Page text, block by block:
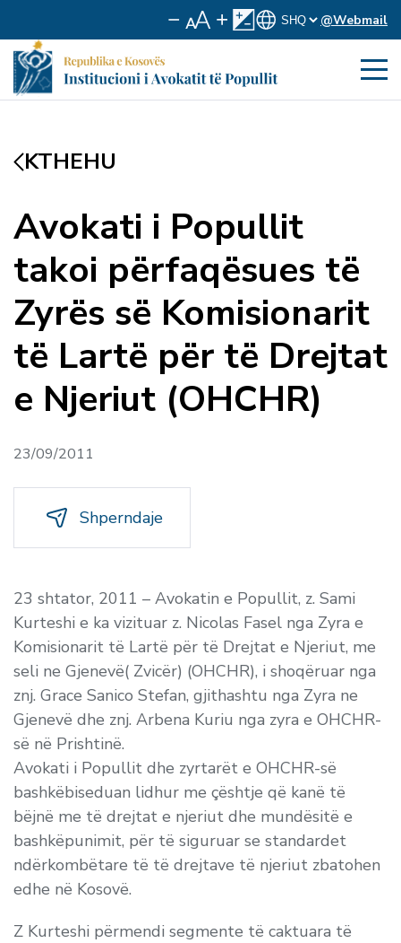
@Webmail
KTHEHU
Avokati i Popullit
takoi përfaqësues të
Zyrës së Komisionarit
të Lartë për të Drejtat
e Njeriut (OHCHR)
23/09/2011
Shperndaje
23 shtator, 2011 – Avokatin e Popullit, z. Sami
Kurteshi e ka vizituar z. Nicolas Fasel nga Zyra e
Komisionarit të Lartë për të Drejtat e Njeriut, me
seli ne Gjenevë( Zvicër) (OHCHR), i shoqëruar nga
znj. Grace Sanico Stefan, gjithashtu nga Zyra ne
Gjenevë dhe znj. Arbena Kuriu nga zyra e OHCHR-
së në Prishtinë.
Avokati i Popullit dhe zyrtarët e OHCHR-së
bashkëbiseduan lidhur me çështje që kanë të
bëjnë me të drejtat e njeriut dhe mundësitë e
bashkëpunimit, për të siguruar se standardet
ndërkombëtare të të drejtave të njeriut zbatohen
edhe në Kosovë.
Z Kurteshi përmendi segmente të caktuara të